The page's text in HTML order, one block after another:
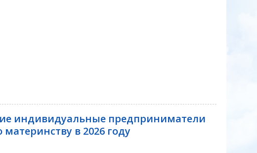
индивидуальные предприниматели
в 2026 году